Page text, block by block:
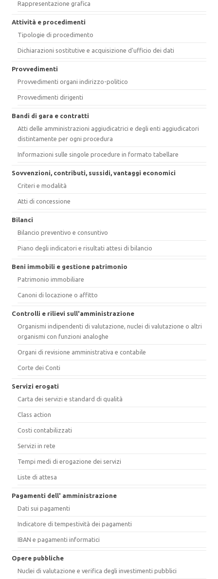
Rappresentazione grafica
Attività e procedimenti
Tipologie di procedimento
Dichiarazioni sostitutive e acquisizione d'ufficio dei dati
Provvedimenti
Provvedimenti organi indirizzo-politico
Provvedimenti dirigenti
Bandi di gara e contratti
Atti delle amministrazioni aggiudicatrici e degli enti aggiudicatori
distintamente per ogni procedura
Informazioni sulle singole procedure in formato tabellare
Sovvenzioni, contributi, sussidi, vantaggi economici
Criteri e modalità
Atti di concessione
Bilanci
Bilancio preventivo e consuntivo
Piano degli indicatori e risultati attesi di bilancio
Beni immobili e gestione patrimonio
Patrimonio immobiliare
Canoni di locazione o affitto
Controlli e rilievi sull'amministrazione
Organismi indipendenti di valutazione, nuclei di valutazione o altri
organismi con funzioni analoghe
Organi di revisione amministrativa e contabile
Corte dei Conti
Servizi erogati
Carta dei servizi e standard di qualità
Class action
Costi contabilizzati
Servizi in rete
Tempi medi di erogazione dei servizi
Liste di attesa
Pagamenti dell' amministrazione
Dati sui pagamenti
Indicatore di tempestività dei pagamenti
IBAN e pagamenti informatici
Opere pubbliche
Nuclei di valutazione e verifica degli investimenti pubblici